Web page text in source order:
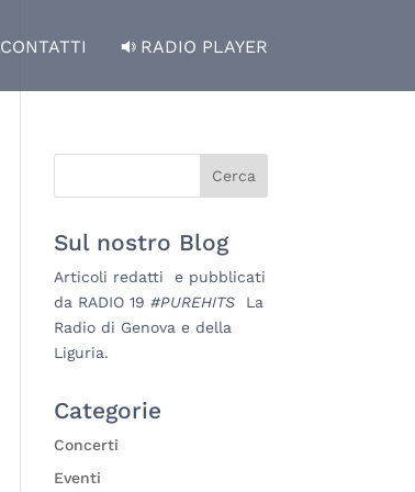
CONTATTI RADIO PLAYER
Sul nostro Blog
Articoli redatti e pubblicati
da RADIO 19#PUREHITS La
Radio di Genova e della
Liguria.
Categorie
Concerti
Eventi